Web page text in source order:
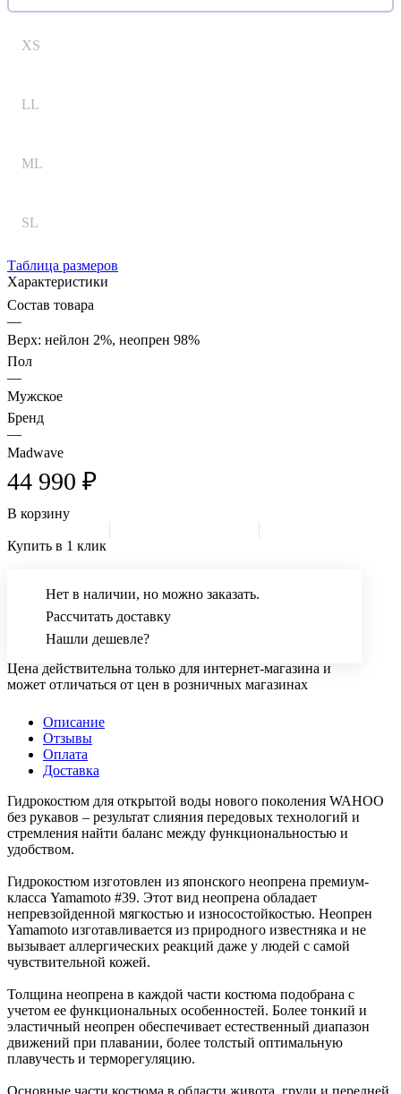
XS
LL
ML
SL
Таблица размеров
Характеристики
Состав товара
—
Верх: нейлон 2%, неопрен 98%
Пол
—
Мужское
Бренд
—
Madwave
44 990 ₽
В корзину
Купить в 1 клик
Нет в наличии, но можно заказать.
Рассчитать доставку
Нашли дешевле?
Цена действительна только для интернет-магазина и
может отличаться от цен в розничных магазинах
Описание
Отзывы
Оплата
Доставка
Гидрокостюм для открытой воды нового поколения WAHOO
без рукавов – результат слияния передовых технологий и
стремления найти баланс между функциональностью и
удобством.
Гидрокостюм изготовлен из японского неопрена премиум-
класса Yamamoto #39. Этот вид неопрена обладает
непревзойденной мягкостью и износостойкостью. Неопрен
Yamamoto изготавливается из природного известняка и не
вызывает аллергических реакций даже у людей с самой
чувствительной кожей.
Толщина неопрена в каждой части костюма подобрана с
учетом ее функциональных особенностей. Более тонкий и
эластичный неопрен обеспечивает естественный диапазон
движений при плавании, более толстый оптимальную
плавучесть и терморегуляцию.